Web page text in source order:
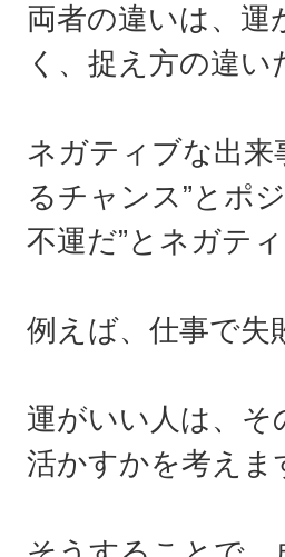
両者の違いは、運
く、捉え方の違い
ネガティブな出来
るチャンス”とポ
不運だ”とネガテ
例えば、仕事で失
運がいい人は、
活かすかを考えま